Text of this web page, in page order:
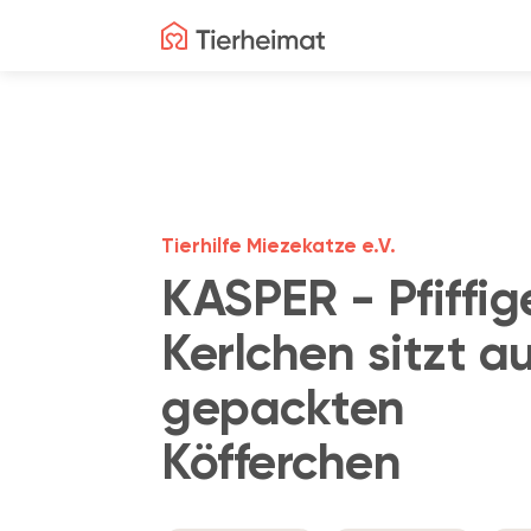
KASPER -
Kerlchen sitzt
gepackten
Köfferchen
Tierhilfe Miezekatze e.V.